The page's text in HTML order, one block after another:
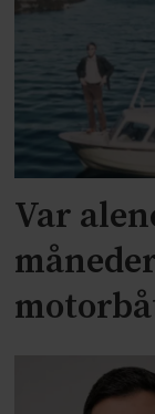
Var